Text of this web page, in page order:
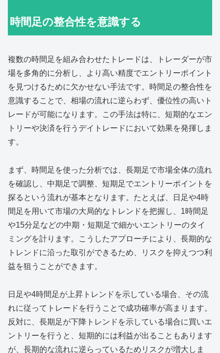
時間足の整合性を意識する
複数の時間足を組み合わせたトレードは、トレーダーが市
場を多角的に分析し、より高い精度でエントリーポイント
を見つけるために欠かせない手法です。時間足の整合性を
意識することで、相場の流れに逆らわず、優位性の高いト
レードが可能になります。この手法は特に、短期的なエン
トリーや決済を行うデイトレードにおいて効果を発揮しま
す。
まず、時間足を使った分析では、長期足で市場全体の流れ
を確認し、中期足で調整、短期足でエントリーポイントを
探るという流れが基本となります。たとえば、日足や4時
間足を用いて市場の大局的なトレンドを把握し、1時間足
や15分足などの中期・短期足で細かいエントリーのタイ
ミングを計ります。こうしたアプローチにより、長期的な
トレンドに沿った取引ができるため、リスクを抑えつつ利
益を狙うことができます。
日足や4時間足が上昇トレンドを示している場合、その流
れに従ってトレードを行うことで成功確率が高まります。
反対に、長期足が下降トレンドを示している場合に買いエ
ントリーを行うと、短期的には利益が出ることもあります
が、長期的な流れに逆らっているためリスクが増大しま